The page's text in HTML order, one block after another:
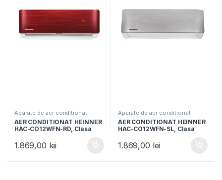
Aparate de aer conditionat
AER CONDITIONAT HEINNER
HAC-CO12WFN-RD, Clasa
Functie incalzire, Functie
ECO, Follow me, Freon R32,
1.869,00 lei
Aparate de aer conditionat
AER CONDITIONAT HEINNER
HAC-CO12WFN-SL, Clasa
Control WIFI, Functie ECO,
Follow me, R32, Argintiu
1.869,00 lei